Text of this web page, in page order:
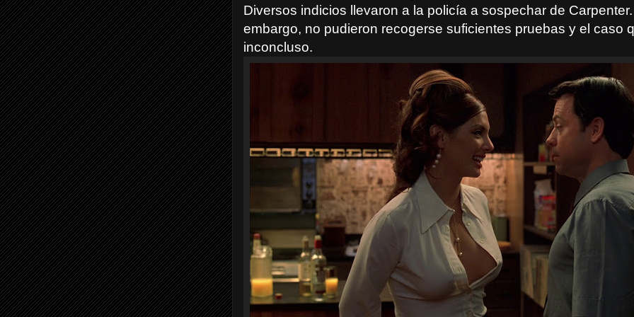
Diversos indicios llevaron a la policía a sospechar de
embargo, no pudieron recogerse suficientes pruebas y el caso
inconcluso.